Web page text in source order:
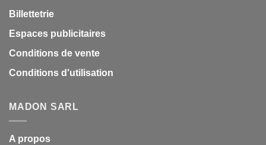
Billettetrie
Espaces publicitaires
Conditions de vente
Conditions d'utilisation
MADON SARL
A propos